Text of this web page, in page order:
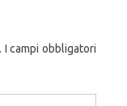
I campi obbligatori